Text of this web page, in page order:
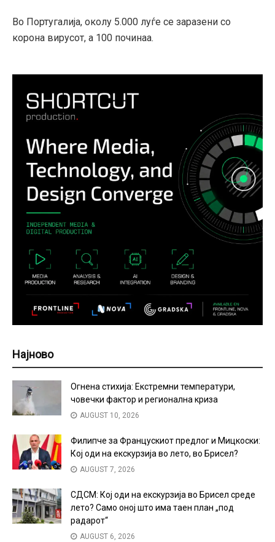
Во Португалија, околу 5.000 луѓе се заразени со
корона вирусот, а 100 починаа.
Најново
Огнена стихија: Екстремни температури,
човечки фактор и регионална криза
AUGUST 10, 2026
Филипче за Францускиот предлог и Мицкоски:
Кој оди на екскурзија во лето, во Брисел?
AUGUST 7, 2026
СДСМ: Кој оди на екскурзија во Брисел среде
лето? Само оној што има таен план „под
радарот“
AUGUST 6, 2026